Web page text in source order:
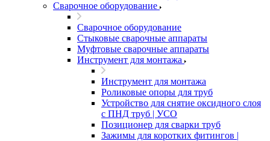
Сварочное оборудование
Сварочное оборудование
Стыковые сварочные аппараты
Муфтовые сварочные аппараты
Инструмент для монтажа
Инструмент для монтажа
Роликовые опоры для труб
Устройство для снятие оксидного слоя
с ПНД труб | УСО
Позиционер для сварки труб
Зажимы для коротких фитингов |